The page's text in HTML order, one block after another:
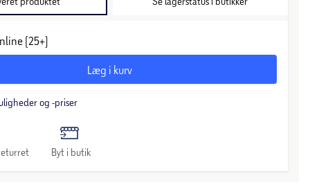
(25+)
Læg i kurv
og -priser
Byt i butik